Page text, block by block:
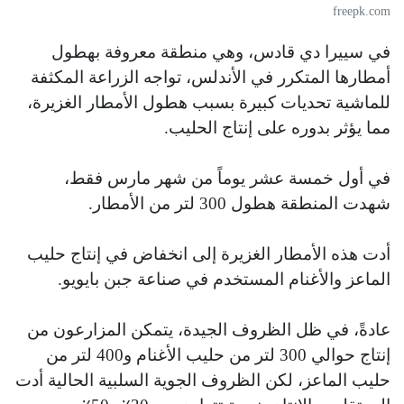
freepk.com
في سييرا دي قادس، وهي منطقة معروفة بهطول
أمطارها المتكرر في الأندلس، تواجه الزراعة المكثفة
للماشية تحديات كبيرة بسبب هطول الأمطار الغزيرة،
مما يؤثر بدوره على إنتاج الحليب.
في أول خمسة عشر يوماً من شهر مارس فقط،
شهدت المنطقة هطول 300 لتر من الأمطار.
أدت هذه الأمطار الغزيرة إلى انخفاض في إنتاج حليب
الماعز والأغنام المستخدم في صناعة جبن بايويو.
عادةً، في ظل الظروف الجيدة، يتمكن المزارعون من
إنتاج حوالي 300 لتر من حليب الأغنام و400 لتر من
حليب الماعز، لكن الظروف الجوية السلبية الحالية أدت